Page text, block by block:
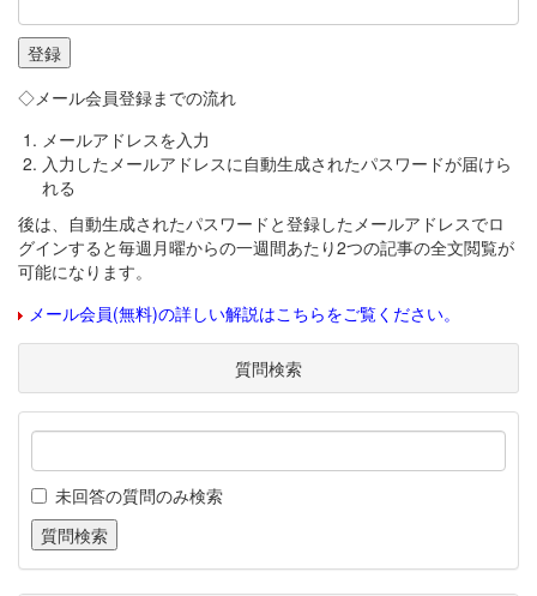
◇メール会員登録までの流れ
メールアドレスを入力
入力したメールアドレスに自動生成されたパスワードが届けら
れる
後は、自動生成されたパスワードと登録したメールアドレスでロ
グインすると毎週月曜からの一週間あたり2つの記事の全文閲覧が
可能になります。
メール会員(無料)の詳しい解説はこちらをご覧ください。
質問検索
未回答の質問のみ検索